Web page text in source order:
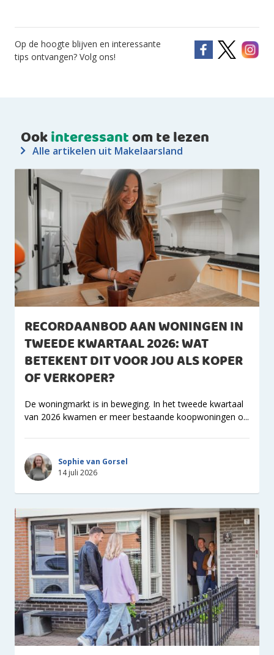
Op de hoogte blijven en interessante
tips ontvangen? Volg ons!
Ookinteressantom te lezen
Alle artikelen uit Makelaarsland
RECORDAANBOD AAN WONINGEN IN
TWEEDE KWARTAAL 2026: WAT
BETEKENT DIT VOOR JOU ALS KOPER
OF VERKOPER?
De woningmarkt is in beweging. In het tweede kwartaal
van 2026 kwamen er meer bestaande koopwoningen o...
Sophie van Gorsel
14 juli 2026